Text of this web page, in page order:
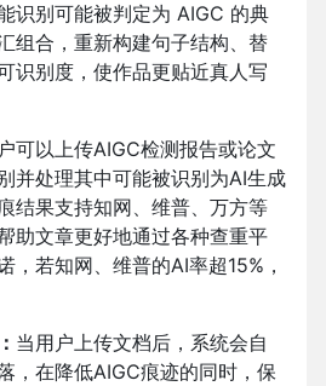
识别可能被判定为 AIGC 的典
组合，重新构建句子结构、替
识别度，使作品更贴近真人写
可以上传AIGC检测报告或论文
并处理其中可能被识别为AI生成
结果支持知网、维普、万方等
助文章更好地通过各种查重平
，若知网、维普的AI率超15%，
当用户上传文档后，系统会自
，在降低AIGC痕迹的同时，保